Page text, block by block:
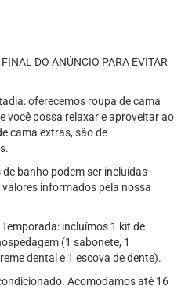
DO ANÚNCIO PARA EVITAR
oferecemos roupa de cama
você possa relaxar e aproveitar ao
cama extras, são de
banho podem ser incluídas
informados pela nossa
incluímos 1 kit de
(1 sabonete, 1
dental e 1 escova de dente).
Acomodamos até 16